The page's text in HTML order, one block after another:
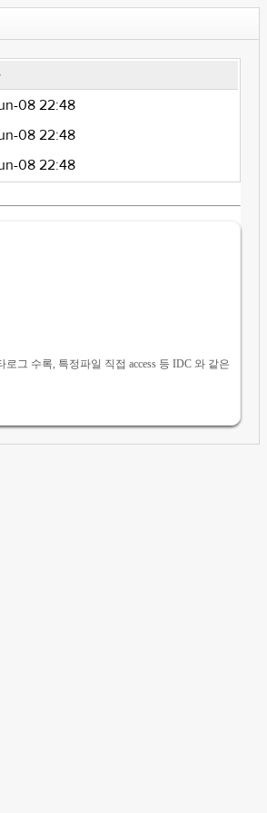
08 22:48
08 22:48
08 22:48
그 수록, 특정파일 직접 access 등 IDC 와 같은